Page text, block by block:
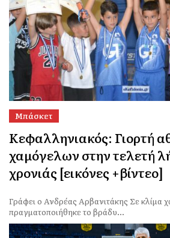
Μπάσκετ
Κεφαλληνιακός: Γιορτή
χαμόγελων στην τελετή
χρονιάς [εικόνες +βίντεο]
Γράφει ο Ανδρέας Αρβανιτάκης Σε κλίμα
πραγματοποιήθηκε το βράδυ...